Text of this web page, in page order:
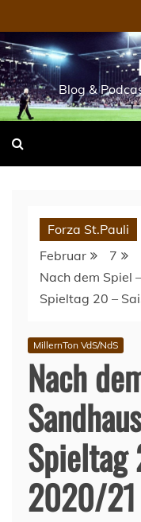
to
content
Blog &
Forza St.Pauli
Februar
7
Nach dem Spiel
Spieltag 20 –
MillernTon VdS/NdS
Nach
Spieltag
2020/21